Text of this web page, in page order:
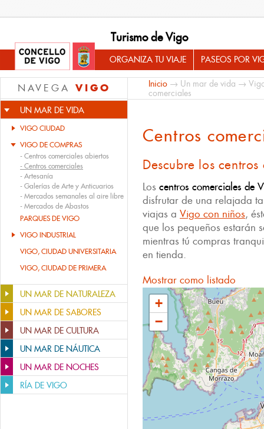
Turismo de Vigo
ORGANIZA TU VIAJE PASEOS POR
NAVEGA VIGO
UN MAR DE VIDA
VIGO CIUDAD
VIGO DE COMPRAS
- Centros comerciales abiertos
- Centros comerciales
- Artesanía
- Galerías de Arte y Anticuarios
- Mercados semanales al aire libre
- Mercados de Abastos
PARQUES DE VIGO
VIGO INDUSTRIAL
VIGO, CIUDAD UNIVERSITARIA
VIGO, CIUDAD DE PRIMERA
UN MAR DE NATURALEZA
UN MAR DE SABORES
UN MAR DE CULTURA
UN MAR DE NÁUTICA
UN MAR DE NOCHES
RÍA DE VIGO
Inicio → Un mar de vida →
comerciales
Centros
Descubre los
Los centros comerciales de
disfrutar de una relajada
viajas a Vigo con niños,
que los pequeños estarán
mientras tú compras
en tienda.
Mostrar como listado
+
−